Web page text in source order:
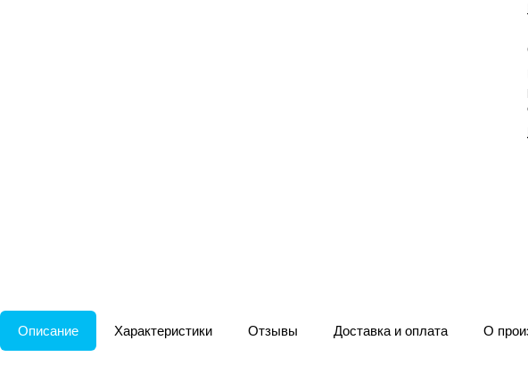
Описание Характеристики Отзывы Доставка и оплата О